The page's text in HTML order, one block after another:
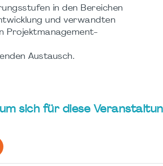
in den Bereichen
und verwandten
Projektmanagement-
Austausch.
sich für diese